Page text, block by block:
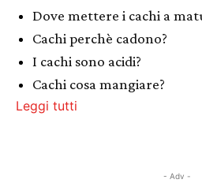
Dove mettere i cachi a
Cachi perchè cadono?
I cachi sono acidi?
Cachi cosa mangiare?
Leggi tutti
- Adv -